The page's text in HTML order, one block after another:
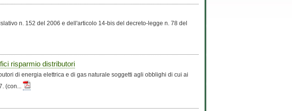
n. 152 del 2006 e dell'articolo 14-bis del decreto-legge n. 78 del
risparmio distributori
di energia elettrica e di gas naturale soggetti agli obblighi di cui ai
(con...